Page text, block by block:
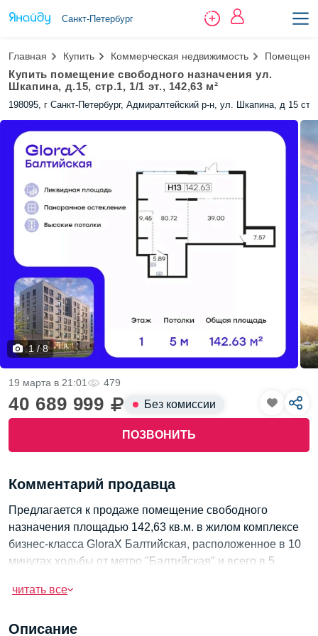
Санкт-Петербург
Главная Купить Коммерческая недвижимость
Купить помещение свободного назначения ул.
Шкапина, д.15, стр.1, 1/1 эт., 142,63 м²
198095, г Санкт-Петербург, Адмиралтейский р-н, ул. Шкапина, д 15 стр
1 / 8
40 689 999 Без комиссии
ПОЗВОНИТЬ
19 марта в 21:01 479
Описание
Комментарий продавца
Предлагается к продаже помещение свободного
назначения площадью 142,63 кв.м. в жилом комплексе
бизнес-класса GloraX Балтийская, расположенное в 10
минутах ходьбы от метро "Балтийская" и всего в 5
на 1 линии улицы Розенштейна с активным
4 квартале 2024 года.
читать все